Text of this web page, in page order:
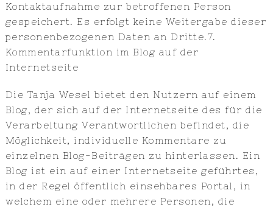
Kontaktaufnahme zur betroffenen Person
gespeichert. Es erfolgt keine Weitergabe dieser
personenbezogenen Daten an Dritte.7.
Kommentarfunktion im Blog auf der
Internetseite
Die Tanja Wesel bietet den Nutzern auf einem
Blog, der sich auf der Internetseite des für die
Verarbeitung Verantwortlichen befindet, die
Möglichkeit, individuelle Kommentare zu
einzelnen Blog-Beiträgen zu hinterlassen. Ein
Blog ist ein auf einer Internetseite geführtes,
in der Regel öffentlich einsehbares Portal, in
welchem eine oder mehrere Personen, die